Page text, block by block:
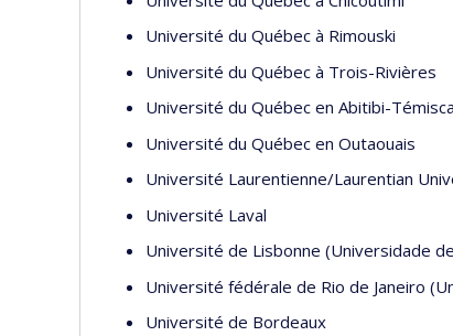
Université du Québec à Rimouski
Université du Québec à Trois-Rivières
Université du Québec en Abitibi-
Université du Québec en Outaouais
Université Laurentienne/Laurentian
Université Laval
Université de Lisbonne (Universidade
Université fédérale de Rio de Janeiro
Université de Bordeaux